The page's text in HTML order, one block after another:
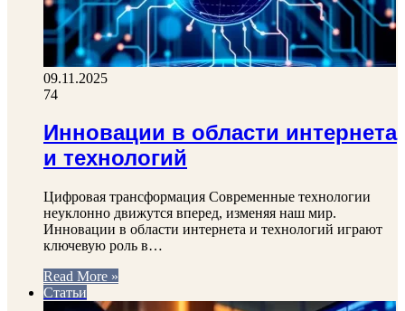
09.11.2025
74
Инновации в области интернета
и технологий
Цифровая трансформация Современные технологии
неуклонно движутся вперед, изменяя наш мир.
Инновации в области интернета и технологий играют
ключевую роль в…
Read More »
Статьи